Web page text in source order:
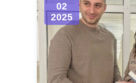
02
2025